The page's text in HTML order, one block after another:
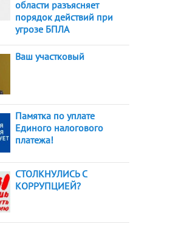
области разъясняет
порядок действий при
угрозе БПЛА
Ваш участковый
Памятка по уплате
Единого налогового
платежа!
СТОЛКНУЛИСЬ С
КОРРУПЦИЕЙ?